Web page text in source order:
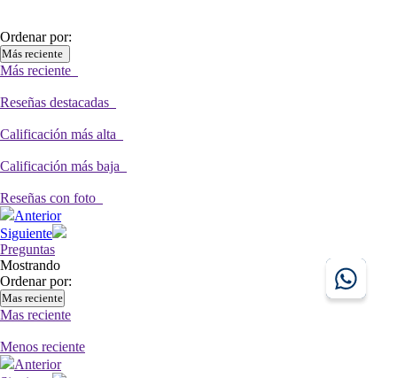
Ordenar por:
Más reciente
Más reciente
Reseñas destacadas
Calificación más alta
Calificación más baja
Reseñas con foto
Anterior
Siguiente
Preguntas
Mostrando
Ordenar por:
Mas reciente
Mas reciente
Menos reciente
Anterior